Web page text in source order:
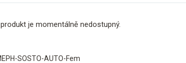
je momentálně nedostupný.
SOSTO-AUTO-Fem